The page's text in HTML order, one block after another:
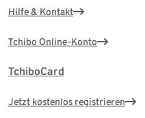
Hilfe & Kontakt
Tchibo Online-Konto
TchiboCard
Jetzt kostenlos registrieren